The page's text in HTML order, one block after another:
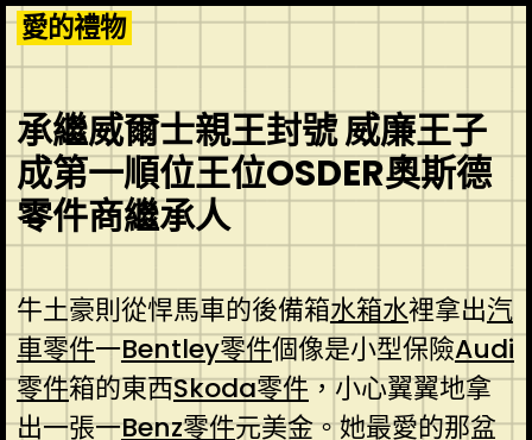
Skip
to
content
愛的禮物
承繼威爾士親王封號 威廉王子
成第一順位王位OSDER奧斯德
零件商繼承人
牛土豪則從悍馬車的後備箱水箱水裡拿出汽
車零件一Bentley零件個像是小型保險Audi
零件箱的東西Skoda零件，小心翼翼地拿
出一張一Benz零件元美金。她最愛的那盆